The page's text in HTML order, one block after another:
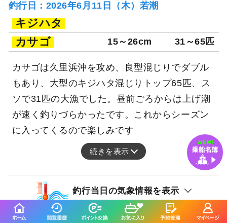
釣行日：2026年6月11日（木）若潮
キジハタ
カサゴ
15～26cm 31～65匹
カサゴは久里浜沖を攻め、良型混じりでダブル
もあり、大型のキジハタ混じりトップ65匹、ス
ソで31匹の大漁でした。昼前ごろからは上げ潮
が速く釣りづらかったです。これからシーズン
に入ってくるので楽しみです
続きを表示
釣行当日の気象情報を表示